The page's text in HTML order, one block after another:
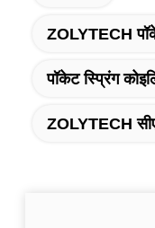
ZOLYTECH
पॉकेट स्प्रिंग
ZOLYTECH